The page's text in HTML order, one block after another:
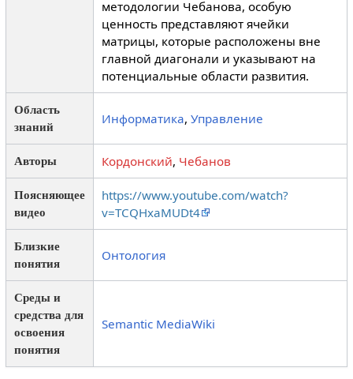
методологии Чебанова, особую
ценность представляют ячейки
матрицы, которые расположены вне
главной диагонали и указывают на
потенциальные области развития.
Область
знаний
Информатика, Управление
Авторы Кордонский, Чебанов
Поясняющее
видео
https://www.youtube.com/watch?
v=TCQHxaMUDt4
Близкие
понятия
Онтология
Среды и
средства для
освоения
понятия
Semantic MediaWiki